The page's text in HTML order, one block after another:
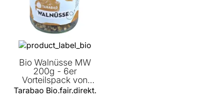
Bio Walnüsse MW
200g - 6er
Vorteilspack von
Tarabao Bio.fair.direkt.
Tarabao Bio.fair.direkt.